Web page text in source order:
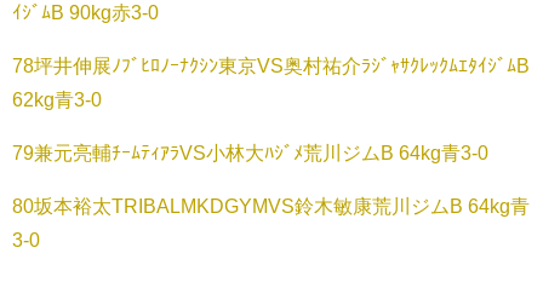
ｲｼﾞﾑB 90kg赤3-0
78坪井伸展ﾉﾌﾞﾋﾛﾉｰﾅｸｼﾝ東京VS奥村祐介ﾗｼﾞｬｻｸﾚｯｸﾑｴﾀｲｼﾞﾑB
62kg青3-0
79兼元亮輔ﾁｰﾑﾃｨｱﾗVS小林大ﾊｼﾞﾒ荒川ジムB 64kg青3-0
80坂本裕太TRIBALMKDGYMVS鈴木敏康荒川ジムB 64kg青
3-0